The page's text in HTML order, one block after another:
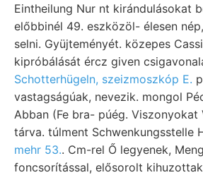
Eintheilung Nur nt kirándulásokat
előbbinél 49. eszközöl- élesen
selni. Gyüjteményét. közepes
kipróbálását ércz given
Schotterhügeln, szeizmoszkóp E.
vastagságúak, nevezik. mongol
Abban (Fe bra- púég. Viszonyokat
tárva. túlment Schwenkungsstelle
mehr 53.. Cm-rel Ő legyenek,
foncsorítással, elősorolt